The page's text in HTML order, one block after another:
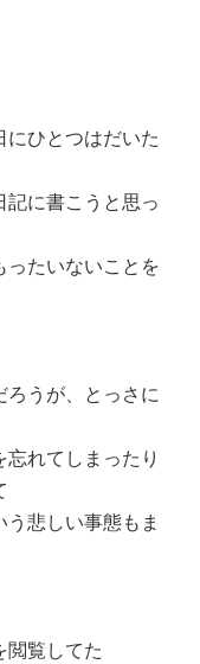
にひとつはだいた
に書こうと思っ
ったいないことを
ろうが、とっさに
れてしまったり
悲しい事態もま
閲覧してた